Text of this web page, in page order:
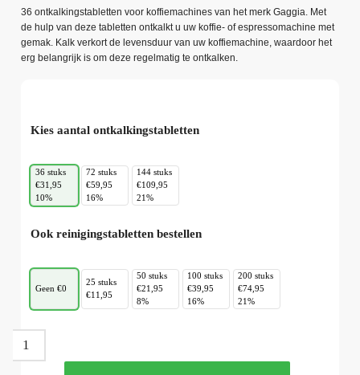
36 ontkalkingstabletten voor koffiemachines van het merk Gaggia. Met
de hulp van deze tabletten ontkalkt u uw koffie- of espressomachine met
gemak. Kalk verkort de levensduur van uw koffiemachine, waardoor het
erg belangrijk is om deze regelmatig te ontkalken.
Kies aantal ontkalkingstabletten
36 stuks
€31,95
10%
72 stuks
€59,95
16%
144 stuks
€109,95
21%
Ook reinigingstabletten bestellen
Geen €0
25 stuks
€11,95
50 stuks
€21,95
8%
100 stuks
€39,95
16%
200 stuks
€74,95
21%